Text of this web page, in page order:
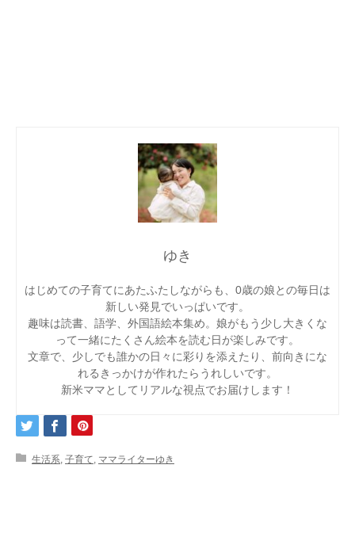
ゆき
はじめての子育てにあたふたしながらも、0歳の娘との毎日は
新しい発見でいっぱいです。
趣味は読書、語学、外国語絵本集め。娘がもう少し大きくな
って一緒にたくさん絵本を読む日が楽しみです。
文章で、少しでも誰かの日々に彩りを添えたり、前向きにな
れるきっかけが作れたらうれしいです。
新米ママとしてリアルな視点でお届けします！
生活系, 子育て, ママライターゆき